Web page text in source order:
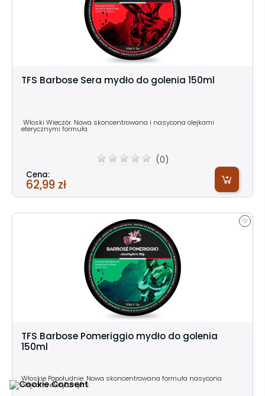
TFS Barbose Sera mydło do golenia 150ml
Włoski Wieczór. Nowa skoncentrowana i nasycona olejkami
eterycznymi formuła.
(0)
Cena:
62,99 zł
TFS Barbose Pomeriggio mydło do golenia
150ml
Włoskie Popołudnie. Nowa skoncentrowana formuła nasycona
olejkami eterycznymi.